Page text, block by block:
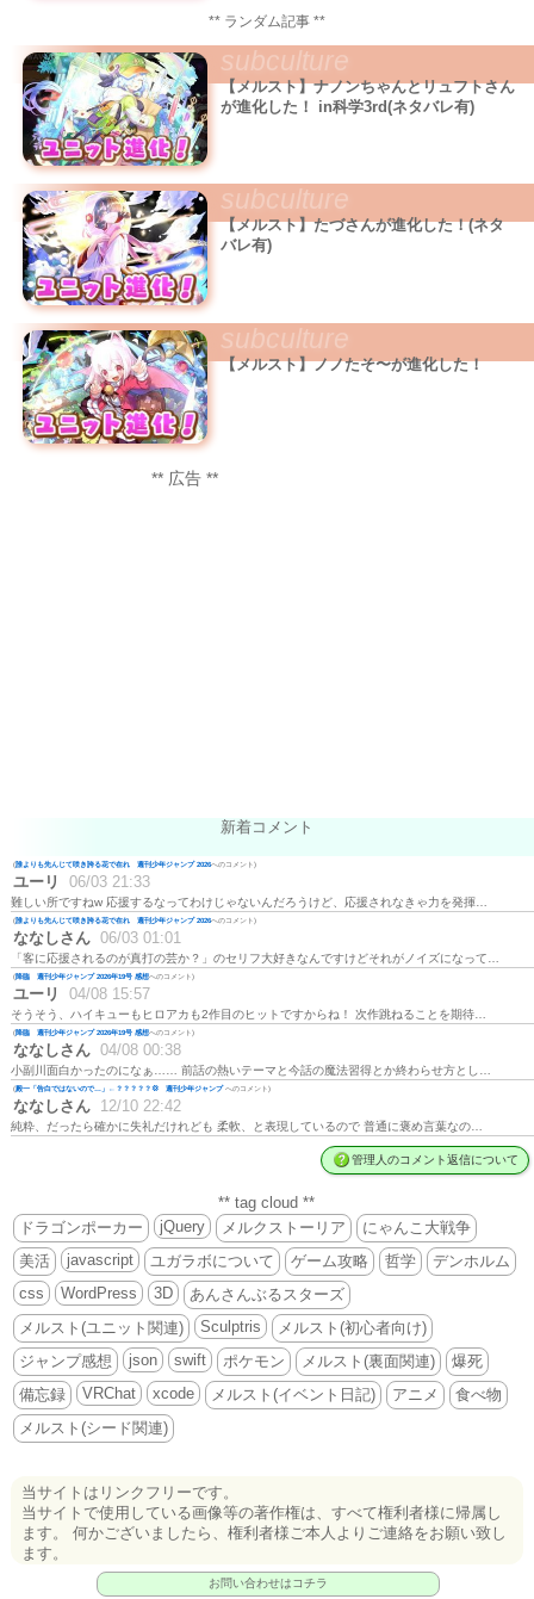
** ランダム記事 **
subculture
【メルスト】ナノンちゃんとリュフトさん
が進化した！ in科学3rd(ネタバレ有)
subculture
【メルスト】たづさんが進化した！(ネタ
バレ有)
subculture
【メルスト】ノノたそ〜が進化した！
** 広告 **
新着コメント
(誰よりも先んじて咲き誇る花で在れ 週刊少年ジャンプ 2026へのコメント)
ユーリ 06/03 21:33
難しい所ですねw 応援するなってわけじゃないんだろうけど、応援されなきゃ力を発揮…
(誰よりも先んじて咲き誇る花で在れ 週刊少年ジャンプ 2026へのコメント)
ななしさん 06/03 01:01
「客に応援されるのが真打の芸か？」のセリフ大好きなんですけどそれがノイズになって…
(降臨 週刊少年ジャンプ 2026年19号 感想へのコメント)
ユーリ 04/08 15:57
そうそう、ハイキューもヒロアカも2作目のヒットですからね！ 次作跳ねることを期待…
(降臨 週刊少年ジャンプ 2026年19号 感想へのコメント)
ななしさん 04/08 00:38
小副川面白かったのになぁ…… 前話の熱いテーマと今話の魔法習得とか終わらせ方とし…
(殿一「告白ではないので…」←？？？？？💢 週刊少年ジャンプへのコメント)
ななしさん 12/10 22:42
純粋、だったら確かに失礼だけれども 柔軟、と表現しているので 普通に褒め言葉なの…
管理人のコメント返信について
** tag cloud **
ドラゴンポーカー
jQuery メルクストーリア
にゃんこ大戦争
美活
javascript ユガラボについて ゲーム攻略 哲学
デンホルム
css
WordPress 3D
あんさんぶるスターズ
メルスト(ユニット関連)
Sculptris
メルスト(初心者向け)
ジャンプ感想
json swift ポケモン メルスト(裏面関連)
爆死
備忘録
VRChat xcode メルスト(イベント日記) アニメ
食べ物
メルスト(シード関連)
当サイトはリンクフリーです。
当サイトで使用している画像等の著作権は、すべて権利者様に帰属し
ます。 何かございましたら、権利者様ご本人よりご連絡をお願い致し
ます。
お問い合わせはコチラ